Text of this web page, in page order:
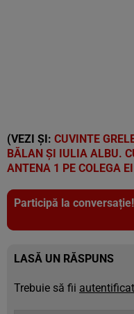
(VEZI ȘI: CUVINTE
BĂLAN ȘI IULIA ALBU.
ANTENA 1 PE COLEGA
Participă la conversație!
LASĂ UN RĂSPUNS
Trebuie să fii autentificat